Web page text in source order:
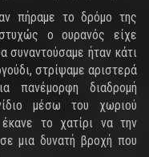
πήραμε το δρόμο της
ο ουρανός είχε
συναντούσαμε ήταν κάτι
στρίψαμε αριστερά
πανέμορφη διαδρομή
μέσω του χωριού
το χατίρι να την
μια δυνατή βροχή που